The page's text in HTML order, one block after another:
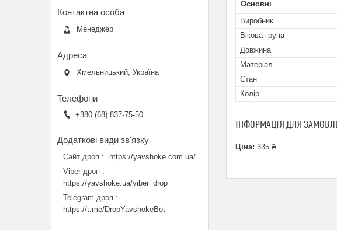
Основні
Виробник
Вікова група
Довжина
Матеріал
Стан
Колір
ІНФОРМАЦІЯ ДЛЯ
Ціна: 335 ₴
Менеджер
Хмельницький, Україна
+380 (68) 837-75-50
Сайт дроп
https://yavshoke.com.ua/
Viber дроп
https://yavshoke.ua/viber_drop
Telegram дроп
https://t.me/DropYavshokeBot